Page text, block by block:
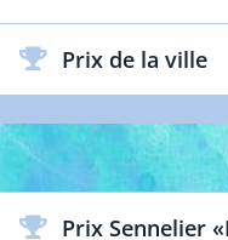
Prix de la ville
Prix Sennelier